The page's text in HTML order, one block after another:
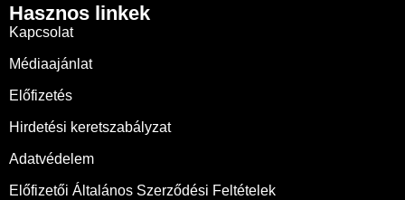
Hasznos linkek
Kapcsolat
Médiaajánlat
Előfizetés
Hirdetési keretszabályzat
Adatvédelem
Előfizetői Általános Szerződési Feltételek